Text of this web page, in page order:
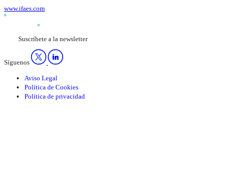
www.ifaes.com
Suscríbete a la newsletter
Síguenos
Aviso Legal
Política de Cookies
Política de privacidad